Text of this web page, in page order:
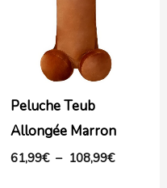
Peluche Teub
Allongée Marron
61,99€ – 108,99€